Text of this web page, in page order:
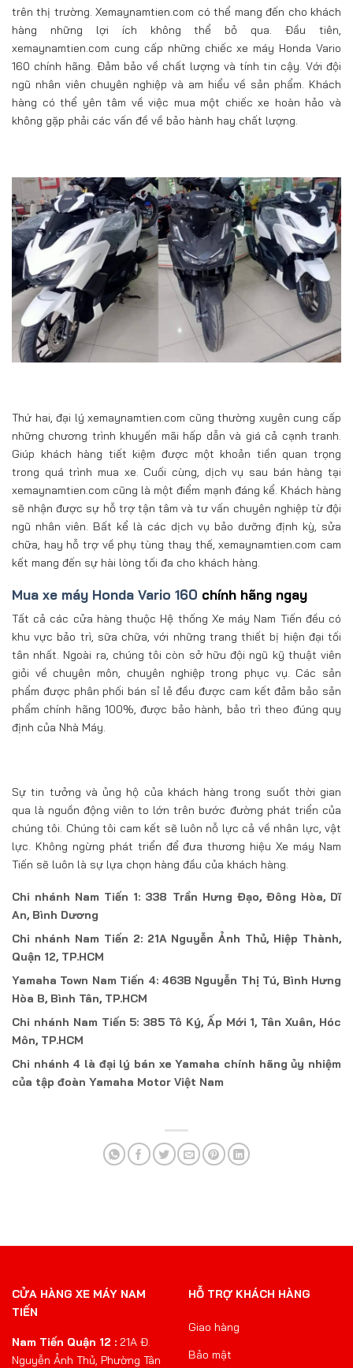
trên thị trường. Xemaynamtien.com có thể mang đến cho khách
hàng những lợi ích không thể bỏ qua. Đầu tiên,
xemaynamtien.com cung cấp những chiếc xe máy Honda Vario
160 chính hãng. Đảm bảo về chất lượng và tính tin cậy. Với đội
ngũ nhân viên chuyên nghiệp và am hiểu về sản phẩm. Khách
hàng có thể yên tâm về việc mua một chiếc xe hoàn hảo và
không gặp phải các vấn đề về bảo hành hay chất lượng.
Thứ hai, đại lý xemaynamtien.com cũng thường xuyên cung cấp
những chương trình khuyến mãi hấp dẫn và giá cả cạnh tranh.
Giúp khách hàng tiết kiệm được một khoản tiền quan trọng
trong quá trình mua xe. Cuối cùng, dịch vụ sau bán hàng tại
xemaynamtien.com cũng là một điểm mạnh đáng kể. Khách hàng
sẽ nhận được sự hỗ trợ tận tâm và tư vấn chuyên nghiệp từ đội
ngũ nhân viên. Bất kể là các dịch vụ bảo dưỡng định kỳ, sửa
chữa, hay hỗ trợ về phụ tùng thay thế, xemaynamtien.com cam
kết mang đến sự hài lòng tối đa cho khách hàng.
Mua xe máy Honda Vario 160 chính hãng ngay
Tất cả các cửa hàng thuộc Hệ thống Xe máy Nam Tiến đều có
khu vực bảo trì, sữa chữa, với những trang thiết bị hiện đại tối
tân nhất. Ngoài ra, chúng tôi còn sở hữu đội ngũ kỹ thuật viên
giỏi về chuyên môn, chuyên nghiệp trong phục vụ. Các sản
phẩm được phân phối bán sỉ lẻ đều được cam kết đảm bảo sản
phẩm chính hãng 100%, được bảo hành, bảo trì theo đúng quy
định của Nhà Máy.
Sự tin tưởng và ủng hộ của khách hàng trong suốt thời gian
qua là nguồn động viên to lớn trên bước đường phát triển của
chúng tôi. Chúng tôi cam kết sẽ luôn nỗ lực cả về nhân lực, vật
lực. Không ngừng phát triển để đưa thương hiệu Xe máy Nam
Tiến sẽ luôn là sự lựa chọn hàng đầu của khách hàng.
Chi nhánh Nam Tiến 1: 338 Trần Hưng Đạo, Đông Hòa, Dĩ
An, Bình Dương
Chi nhánh Nam Tiến 2: 21A Nguyễn Ảnh Thủ, Hiệp Thành,
Quận 12, TP.HCM
Yamaha Town Nam Tiến 4: 463B Nguyễn Thị Tú, Bình Hưng
Hòa B, Bình Tân, TP.HCM
Chi nhánh Nam Tiến 5: 385 Tô Ký, Ấp Mới 1, Tân Xuân, Hóc
Môn, TP.HCM
Chi nhánh 4 là đại lý bán xe Yamaha chính hãng ủy nhiệm
của tập đoàn Yamaha Motor Việt Nam
CỬA HÀNG XE MÁY NAM
TIẾN
Nam Tiến Quận 12 : 21A Đ.
Nguyễn Ảnh Thủ, Phường Tân
HỖ TRỢ KHÁCH HÀNG
Giao hàng
Bảo mật